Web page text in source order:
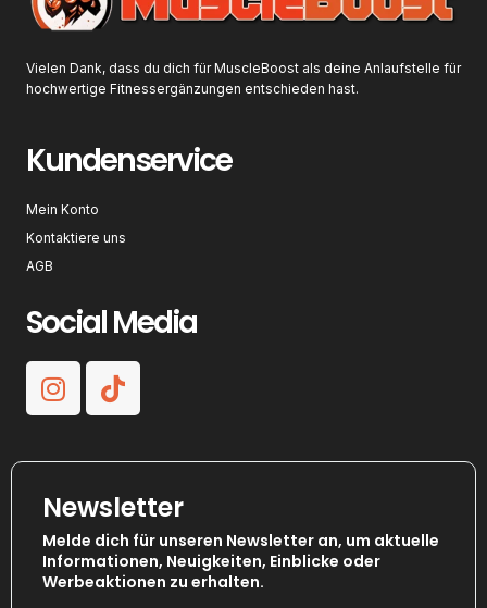
Vielen Dank, dass du dich für MuscleBoost als deine Anlaufstelle für
hochwertige Fitnessergänzungen entschieden hast.
Kundenservice
Mein Konto
Kontaktiere uns
AGB
Social Media
Newsletter
Melde dich für unseren Newsletter an, um aktuelle
Informationen, Neuigkeiten, Einblicke oder
Werbeaktionen zu erhalten.